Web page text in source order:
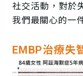
社交活動，對於
我們最關心的一
EMBP治療失